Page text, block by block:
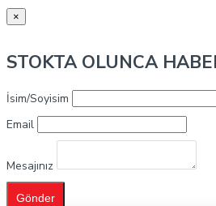
×
STOKTA OLUNCA
İsim/Soyisim
Email
Mesajınız
Gönder